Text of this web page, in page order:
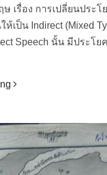
ษ เรื่อง การเปลี่ยนประโ
เป็น Indirect (Mixed
Speech นั้น มีประโย